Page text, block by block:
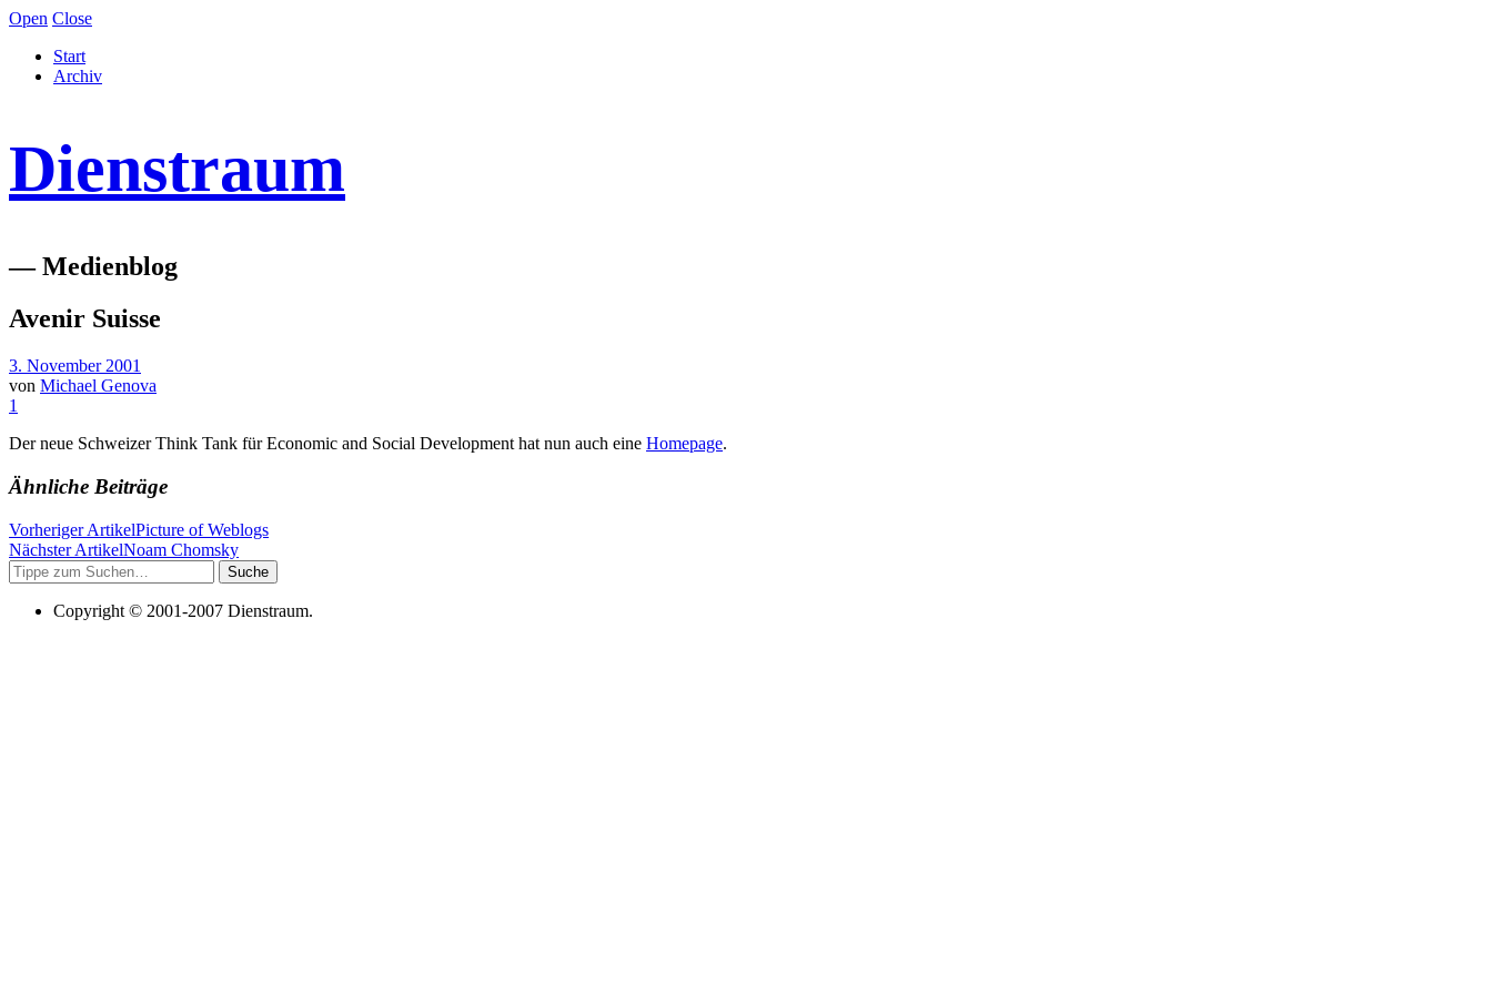
Open Close
Start
Archiv
Dienstraum
— Medienblog
Avenir Suisse
3. November 2001
von Michael Genova
1
Der neue Schweizer Think Tank für Economic and Social Development hat nun auch eine Homepage.
Ähnliche Beiträge
Vorheriger ArtikelPicture of Weblogs
Nächster ArtikelNoam Chomsky
Suche
Copyright © 2001-2007 Dienstraum.